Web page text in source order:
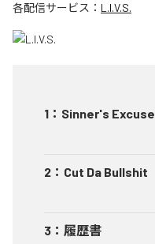
各配信サービス： L.I.V.S.
1 ： Sinner's Excuse
2 ： Cut Da Bullshit
3 ： 履歴書